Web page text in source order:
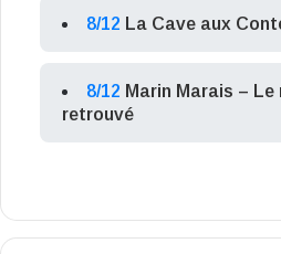
8/12 La Cave aux
8/12 Marin Marais –
retrouvé